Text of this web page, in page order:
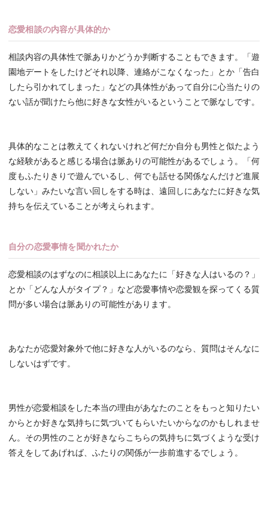
恋愛相談の内容が具体的か
相談内容の具体性で脈ありかどうか判断することもできます。「遊
園地デートをしたけどそれ以降、連絡がこなくなった」とか「告白
したら引かれてしまった」などの具体性があって自分に心当たりの
ない話が聞けたら他に好きな女性がいるということで脈なしです。
具体的なことは教えてくれないけれど何だか自分も男性と似たよう
な経験があると感じる場合は脈ありの可能性があるでしょう。「何
度もふたりきりで遊んでいるし、何でも話せる関係なんだけど進展
しない」みたいな言い回しをする時は、遠回しにあなたに好きな気
持ちを伝えていることが考えられます。
自分の恋愛事情を聞かれたか
恋愛相談のはずなのに相談以上にあなたに「好きな人はいるの？」
とか「どんな人がタイプ？」など恋愛事情や恋愛観を探ってくる質
問が多い場合は脈ありの可能性があります。
あなたが恋愛対象外で他に好きな人がいるのなら、質問はそんなに
しないはずです。
男性が恋愛相談をした本当の理由があなたのことをもっと知りたい
からとか好きな気持ちに気づいてもらいたいからなのかもしれませ
ん。その男性のことが好きならこちらの気持ちに気づくような受け
答えをしてあげれば、ふたりの関係が一歩前進するでしょう。